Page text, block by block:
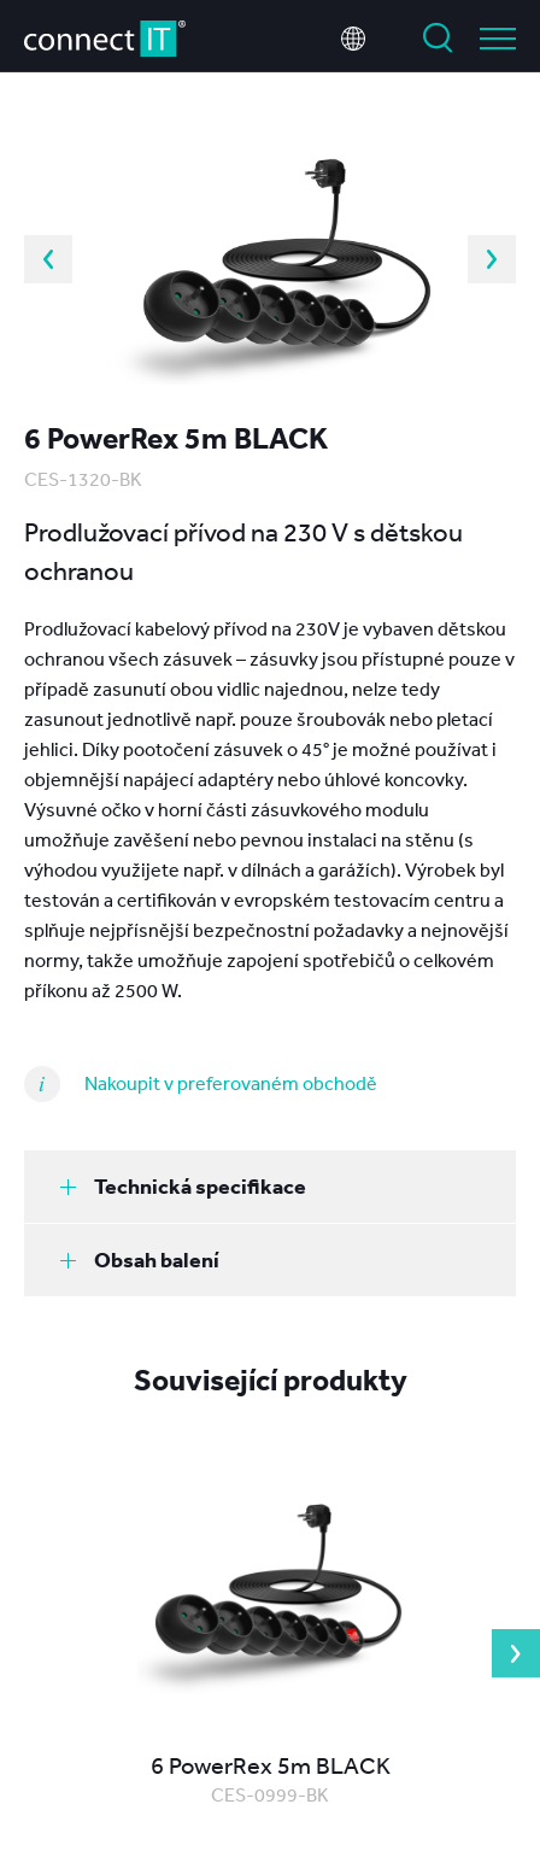
6 PowerRex 5m BLACK
CES-1320-BK
Prodlužovací přívod na 230 V s dětskou
ochranou
Prodlužovací kabelový přívod na 230V je vybaven dětskou
ochranou všech zásuvek – zásuvky jsou přístupné pouze v
případě zasunutí obou vidlic najednou, nelze tedy
zasunout jednotlivě např. pouze šroubovák nebo pletací
jehlici. Díky pootočení zásuvek o 45° je možné používat i
objemnější napájecí adaptéry nebo úhlové koncovky.
Výsuvné očko v horní části zásuvkového modulu
umožňuje zavěšení nebo pevnou instalaci na stěnu (s
výhodou využijete např. v dílnách a garážích). Výrobek byl
testován a certifikován v evropském testovacím centru a
splňuje nejpřísnější bezpečnostní požadavky a nejnovější
normy, takže umožňuje zapojení spotřebičů o celkovém
příkonu až 2500 W.
Nakoupit v preferovaném obchodě
Technická specifikace
Obsah balení
Související produkty
6 PowerRex 5m BLACK
CES-0999-BK